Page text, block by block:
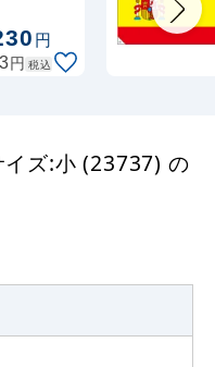
円
円 税込
ズ:小 (23737) の